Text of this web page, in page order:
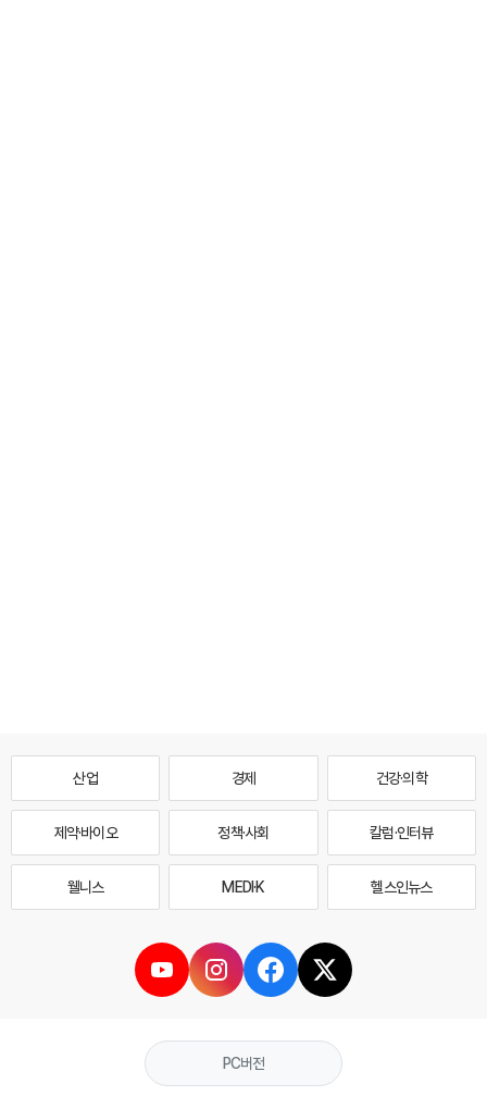
산업 경제 건강·의학
제약·바이오 정책·사회 칼럼·인터뷰
웰니스 MEDI·K 헬스인뉴스
PC버전